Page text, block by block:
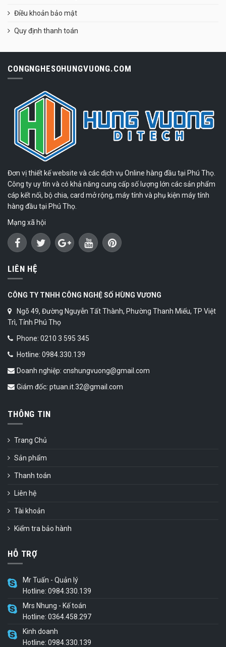
Điều khoản bảo mật
Quy định thanh toán
CONGNGHESOHUNGVUONG.COM
Đơn vị thiết kế website và các dịch vụ Online hàng đầu tại Phú Thọ.
Công ty uy tín và có khả năng cung cấp số lượng lớn các sản phẩm
cáp kết nối, bộ chia, card mở rộng, máy tính và phụ kiện máy tính
hàng đầu tại Phú Thọ.
Mạng xã hội
LIÊN HỆ
CÔNG TY TNHH CÔNG NGHỆ SỐ HÙNG VƯƠNG
Ngõ 49, Đường Nguyễn Tất Thành, Phường Thanh Miếu, TP Việt
Trì, Tỉnh Phú Thọ
Phone: 0210 3 595 345
Hotline: 0984.330.139
Doanh nghiệp: cnshungvuong@gmail.com
Giám đốc: ptuan.it.32@gmail.com
THÔNG TIN
Trang Chủ
Sản phẩm
Thanh toán
Liên hệ
Tài khoản
Kiểm tra bảo hành
HỖ TRỢ
Mr Tuấn - Quản lý
Hotline: 0984.330.139
Mrs Nhung - Kế toán
Hotline: 0364.458.297
Kinh doanh
Hotline: 0984.330.139